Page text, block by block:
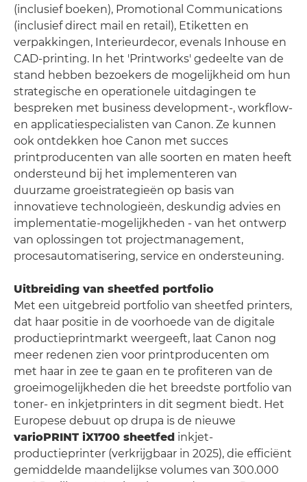
(inclusief boeken), Promotional Communications
(inclusief direct mail en retail), Etiketten en
verpakkingen, Interieurdecor, evenals Inhouse en
CAD-printing. In het 'Printworks' gedeelte van de
stand hebben bezoekers de mogelijkheid om hun
strategische en operationele uitdagingen te
bespreken met business development-, workflow-
en applicatiespecialisten van Canon. Ze kunnen
ook ontdekken hoe Canon met succes
printproducenten van alle soorten en maten heeft
ondersteund bij het implementeren van
duurzame groeistrategieën op basis van
innovatieve technologieën, deskundig advies en
implementatie-mogelijkheden - van het ontwerp
van oplossingen tot projectmanagement,
procesautomatisering, service en ondersteuning.
Uitbreiding van sheetfed portfolio
Met een uitgebreid portfolio van sheetfed printers,
dat haar positie in de voorhoede van de digitale
productieprintmarkt weergeeft, laat Canon nog
meer redenen zien voor printproducenten om
met haar in zee te gaan en te profiteren van de
groeimogelijkheden die het breedste portfolio van
toner- en inkjetprinters in dit segment biedt. Het
Europese debuut op drupa is de nieuwe
varioPRINT iX1700 sheetfed inkjet-
productieprinter (verkrijgbaar in 2025), die efficiënt
gemiddelde maandelijkse volumes van 300.000